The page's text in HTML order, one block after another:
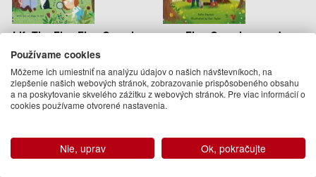
Lift-The-Flap First Questions
And Answers How Do I See
12.95 €
19.12.2016
(predobjednávka)
First Questions and
Katie Daynes
13.95 €
Podobné knihy
Používame cookies
Môžeme ich umiestniť na analýzu údajov o našich návštevníkoch, na
zlepšenie našich webových stránok, zobrazovanie prispôsobeného obsahu
a na poskytovanie skvelého zážitku z webových stránok. Pre viac informácií o
cookies používame otvorené nastavenia.
Nie, uprav Ok, pokračujte